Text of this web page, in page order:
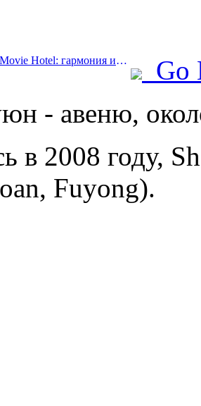
Prev:Blockbuster Movie Hotel: гармония инноваций и преимуществ
Go
- авеню,
в 2008 году,
Fuyong).